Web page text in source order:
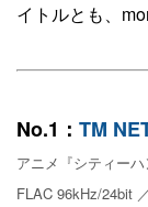
イトルとも、
No.1： TM
アニメ『シティー
FLAC 96kHz/24bit